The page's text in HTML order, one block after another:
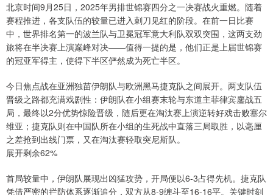
北京时间9月25日，2025年男排世锦赛四分之一决赛战火重燃。随着
赛程推进，各支队伍的较量已进入刺刀见红的阶段。在前一日比赛
中，世界排名第一的波兰队与卫冕冠军意大利队双双突围，这两支劲
旅将在半决赛上演巅峰对决——值得一提的是，他们正是上届世锦赛
的冠亚军得主，使得下半区俨然成为死亡半区。
今日焦点战在亚洲独苗伊朗队与欧洲黑马捷克队之间展开。两支队伍
晋级之路都充满戏剧性：伊朗队在小组赛末轮与东道主菲律宾鏖战五
局，最终以2分优势惊险晋级，随后更在淘汰赛上演逆转好戏击败塞尔
维亚；捷克队则在中国队所在小组的生死战中直落三局取胜，以毫厘
之差抢到出线门票，又在淘汰赛轻取突尼斯队。
展开剩余62%
首局较量中，伊朗队展现出凶猛攻势，开局便以6-3占得先机。捷克队
凭借严密的拦防体系逐渐追分，双方从8-9缠斗至16-16平。关键时刻